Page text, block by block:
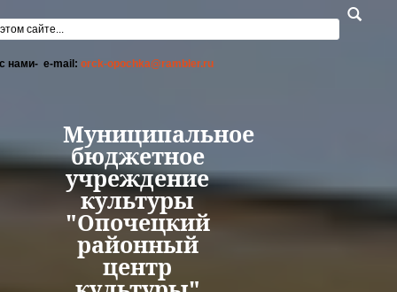
поиска
нами- e-mail: orck-opochka@rambler.ru
Муниципальное
бюджетное
учреждение
культуры
"Опочецкий
районный
центр